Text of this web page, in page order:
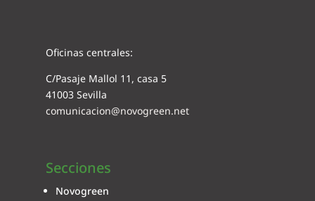
Oficinas centrales:
C/Pasaje Mallol 11, casa 5
41003 Sevilla
comunicacion@novogreen.net
Secciones
Novogreen